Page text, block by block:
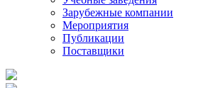
Зарубежные компании
Мероприятия
Публикации
Поставщики